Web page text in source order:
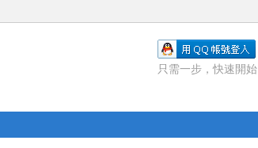
只需一步，快速開始